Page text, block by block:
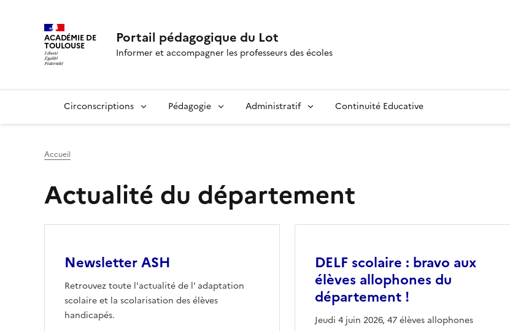
ACADÉMIE DE
TOULOUSE Portail pédagogique du Lot
Informer et accompagner les professeurs des écoles
Circonscriptions Pédagogie Administratif Continuité Educative
Accueil
Actualité du département
Newsletter ASH
Retrouvez toute l'actualité de l' adaptation
scolaire et la scolarisation des élèves
handicapés.
DELF scolaire : bravo aux
élèves allophones du
département !
Jeudi 4 juin 2026, 47 élèves allophones